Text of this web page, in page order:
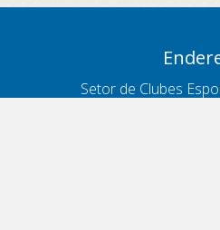
Setor de Clubes